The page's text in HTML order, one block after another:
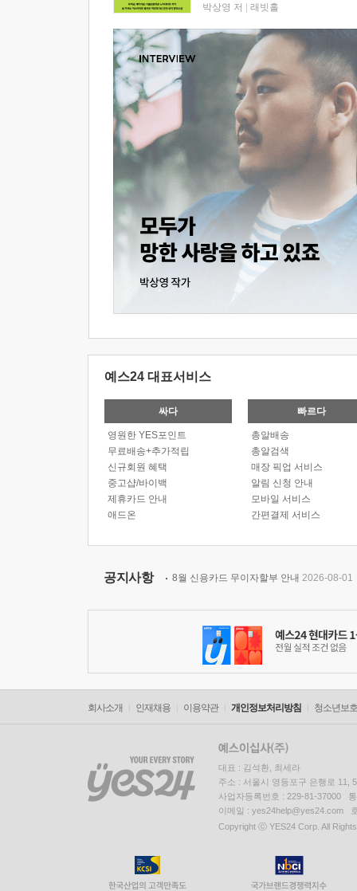
박상영 저 래빗홀
예스24 대표서비스
싸다
영원한 YES포인트
무료배송+추가적립
신규회원 혜택
중고샵/바이백
제휴카드 안내
애드온
빠르다
총알배송
총알검색
매장 픽업 서비스
알림 신청 안내
모바일 서비스
간편결제 서비스
공지사항 8월 신용카드 무이자할부 안내 2026-08-01
회사소개 인재채용 이용약관 개인정보처리방침 청소년보
대표 : 김석환, 최세라
주소 : 서울시 영등포구 은행로 11,
사업자등록번호 : 229-81-37000
이메일 : yes24help@yes24.com
Copyright ⓒ YES24 Corp. All